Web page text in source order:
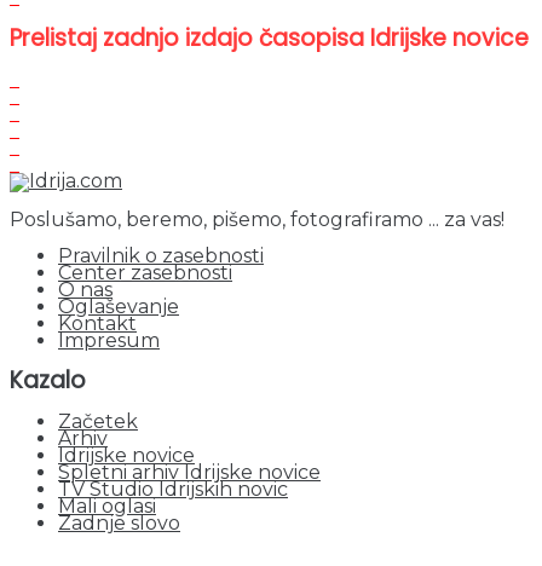
Prelistaj zadnjo izdajo časopisa Idrijske novice
Poslušamo, beremo, pišemo, fotografiramo ... za vas!
Pravilnik o zasebnosti
Center zasebnosti
O nas
Oglaševanje
Kontakt
Impresum
Kazalo
Začetek
Arhiv
Idrijske novice
Spletni arhiv Idrijske novice
TV Studio Idrijskih novic
Mali oglasi
Zadnje slovo